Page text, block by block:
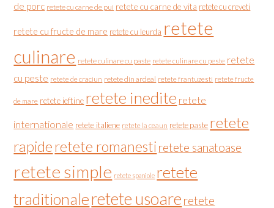
de porc retete cu carne de pui retete cu carne de vita retete cu creveti
retete cu fructe de mare retete cu leurda retete
culinare retete culinare cu paste retete culinare cu peste retete
cu peste retete de craciun retete din ardeal retete frantuzesti retete fructe
de mare retete ieftine retete inedite retete
internationale retete italiene retete la ceaun retete paste retete
rapideretete romanesti retete sanatoase
retete simple retete spaniole retete
traditionaleretete usoare retete